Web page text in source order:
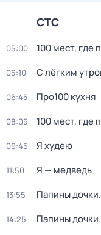
СТС
05:00 100 мест, где
05:10 С лёгким
06:45 Про100 кухня
08:05 100 мест, где
09:45 Я худею
11:50 Я — медведь
13:55 Папины
14:25 Папины